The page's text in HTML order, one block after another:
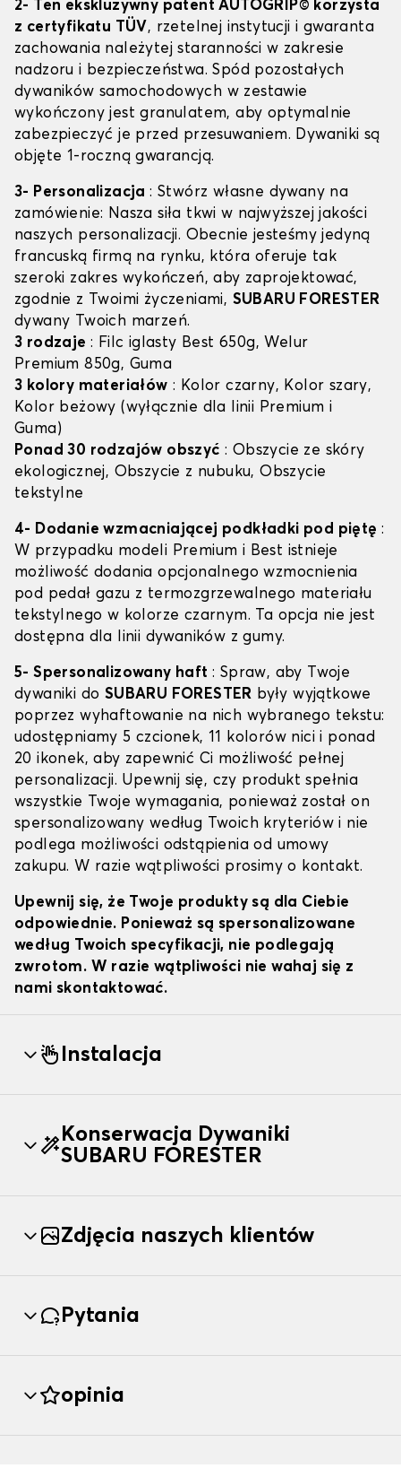
2- Ten ekskluzywny patent AUTOGRIP© korzysta
z certyfikatu TÜV, rzetelnej instytucji i gwaranta
zachowania należytej staranności w zakresie
nadzoru i bezpieczeństwa. Spód pozostałych
dywaników samochodowych w zestawie
wykończony jest granulatem, aby optymalnie
zabezpieczyć je przed przesuwaniem. Dywaniki są
objęte 1-roczną gwarancją.
3- Personalizacja: Stwórz własne dywany na
zamówienie: Nasza siła tkwi w najwyższej jakości
naszych personalizacji. Obecnie jesteśmy jedyną
francuską firmą na rynku, która oferuje tak
szeroki zakres wykończeń, aby zaprojektować,
zgodnie z Twoimi życzeniami, SUBARU FORESTER
dywany Twoich marzeń.
3 rodzaje : Filc iglasty Best 650g, Welur
Premium 850g, Guma
3 kolory materiałów : Kolor czarny, Kolor szary,
Kolor beżowy (wyłącznie dla linii Premium i
Guma)
Ponad 30 rodzajów obszyć : Obszycie ze skóry
ekologicznej, Obszycie z nubuku, Obszycie
tekstylne
4- Dodanie wzmacniającej podkładki pod piętę :
W przypadku modeli Premium i Best istnieje
możliwość dodania opcjonalnego wzmocnienia
pod pedał gazu z termozgrzewalnego materiału
tekstylnego w kolorze czarnym. Ta opcja nie jest
dostępna dla linii dywaników z gumy.
5- Spersonalizowany haft : Spraw, aby Twoje
dywaniki do SUBARU FORESTER były wyjątkowe
poprzez wyhaftowanie na nich wybranego tekstu:
udostępniamy 5 czcionek, 11 kolorów nici i ponad
20 ikonek, aby zapewnić Ci możliwość pełnej
personalizacji. Upewnij się, czy produkt spełnia
wszystkie Twoje wymagania, ponieważ został on
spersonalizowany według Twoich kryteriów i nie
podlega możliwości odstąpienia od umowy
zakupu. W razie wątpliwości prosimy o kontakt.
Upewnij się, że Twoje produkty są dla Ciebie
odpowiednie. Ponieważ są spersonalizowane
według Twoich specyfikacji, nie podlegają
zwrotom. W razie wątpliwości nie wahaj się z
nami skontaktować.
Instalacja
Konserwacja Dywaniki
SUBARU FORESTER
Zdjęcia naszych klientów
Pytania
opinia